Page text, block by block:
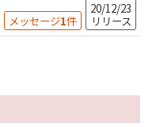
メッセージ1件
20/12/23
リリース